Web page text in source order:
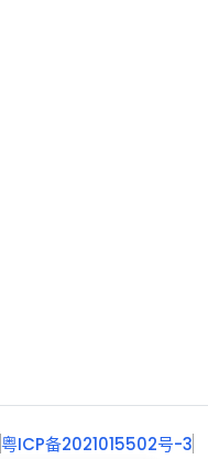
粤ICP备2021015502号-3